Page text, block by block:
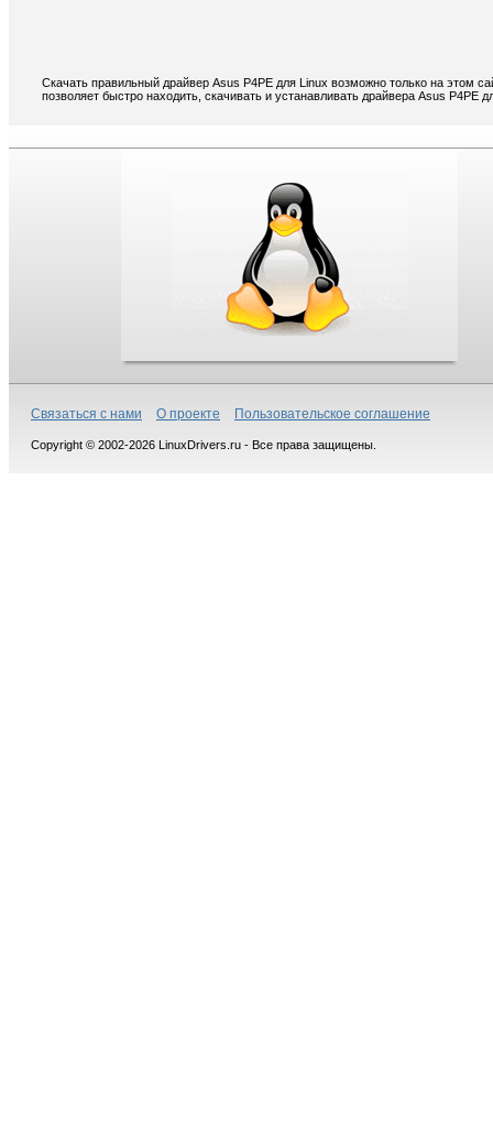
Скачать правильный драйвер Asus P4PE для Linux возможно только на этом
позволяет быстро находить, скачивать и устанавливать драйвера Asus P4PE
Связаться с нами О проекте Пользовательское соглашение
Copyright © 2002-2026 LinuxDrivers.ru - Все права защищены.